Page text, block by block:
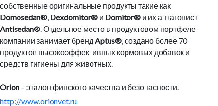
собственные оригинальные продукты такие как
Domosedan®, Dexdomitor® и Domitor® и их антагонист
Antisedan®. Отдельное место в продуктовом портфеле
компании занимает бренд Aptus®, создано более 70
продуктов высокоэффективных кормовых добавок и
средств гигиены для животных.
Orion – эталон финского качества и безопасности.
http://www.orionvet.ru